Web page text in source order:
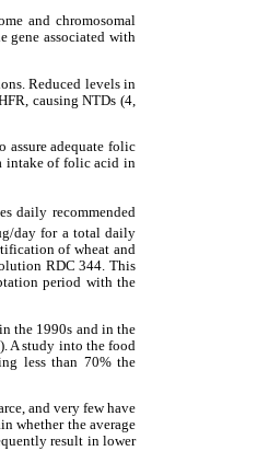
and chromosomal
gene associated with
Reduced levels in
causing NTDs (4,
assure adequate folic
intake of folic acid in
daily recommended
day for a total daily
of wheat and
RDC 344. This
period with the
the 1990s and in the
A study into the food
less than 70% the
and very few have
whether the average
result in lower